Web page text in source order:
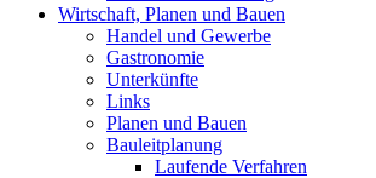
Wirtschaft, Planen und Bauen
Handel und Gewerbe
Gastronomie
Unterkünfte
Links
Planen und Bauen
Bauleitplanung
Laufende Verfahren